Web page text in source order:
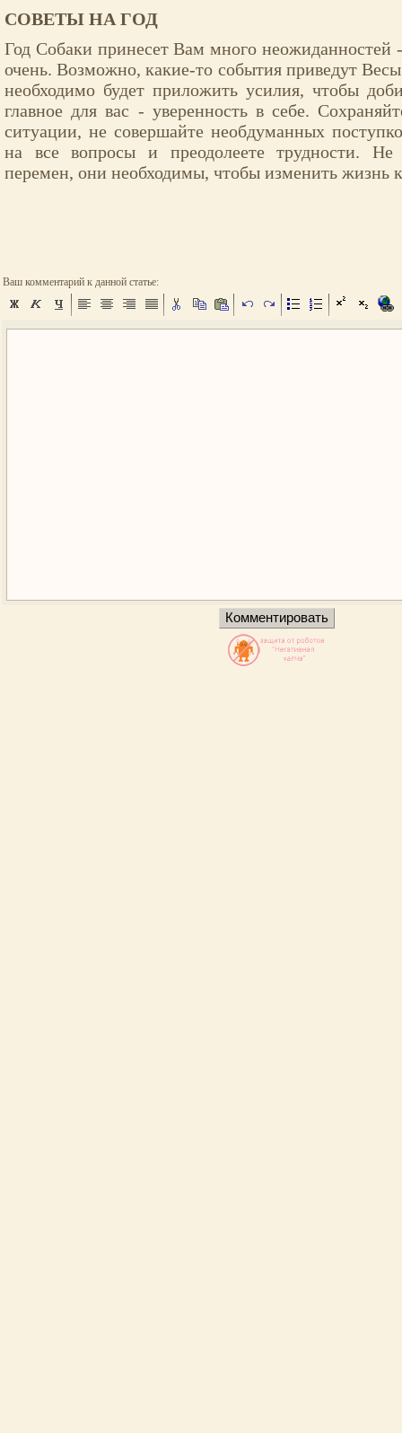
СОВЕТЫ НА ГОД
Год Собаки принесет Вам много неожиданностей
очень. Возможно, какие-то события приведут
необходимо будет приложить усилия, чтобы
главное для вас - уверенность в себе.
ситуации, не совершайте необдуманных
на все вопросы и преодолеете трудности. Не
перемен, они необходимы, чтобы изменить жизнь
Ваш комментарий к данной статье: